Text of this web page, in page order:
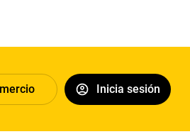
Inicia sesión